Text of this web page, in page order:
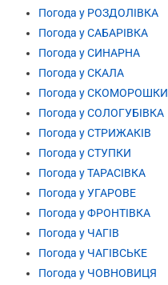
Погода у РОЗДОЛІВКА
Погода у САБАРІВКА
Погода у СИНАРНА
Погода у СКАЛА
Погода у СКОМОРОШКИ
Погода у СОЛОГУБІВКА
Погода у СТРИЖАКІВ
Погода у СТУПКИ
Погода у ТАРАСІВКА
Погода у УГАРОВЕ
Погода у ФРОНТІВКА
Погода у ЧАГІВ
Погода у ЧАГІВСЬКЕ
Погода у ЧОВНОВИЦЯ